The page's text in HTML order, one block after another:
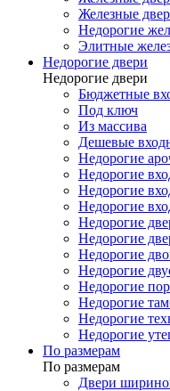
Железные
Недорогие
Элитные
Недорогие двери
Недорогие двери
Бюджетные
Под ключ
Из массива
Дешевые
Недорогие
Недорогие
Недорогие
Недорогие
Недорогие
Недорогие
Недорогие
Недорогие
Недорогие
Недорогие
Недорогие
Недорогие
По размерам
По размерам
Двери